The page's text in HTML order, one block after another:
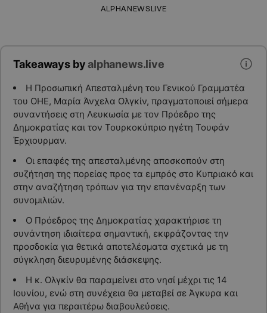
ALPHANEWSLIVE
Takeaways byalphanews.live
Η Προσωπική Απεσταλμένη του Γενικού Γραμματέα
του ΟΗΕ, Μαρία Άνχελα Ολγκίν, πραγματοποιεί σήμερα
συναντήσεις στη Λευκωσία με τον Πρόεδρο της
Δημοκρατίας και τον Τουρκοκύπριο ηγέτη Τουφάν
Έρχιουρμαν.
Οι επαφές της απεσταλμένης αποσκοπούν στη
συζήτηση της πορείας προς τα εμπρός στο Κυπριακό και
στην αναζήτηση τρόπων για την επανέναρξη των
συνομιλιών.
Ο Πρόεδρος της Δημοκρατίας χαρακτήρισε τη
συνάντηση ιδιαίτερα σημαντική, εκφράζοντας την
προσδοκία για θετικά αποτελέσματα σχετικά με τη
σύγκληση διευρυμένης διάσκεψης.
Η κ. Ολγκίν θα παραμείνει στο νησί μέχρι τις 14
Ιουνίου, ενώ στη συνέχεια θα μεταβεί σε Άγκυρα και
Αθήνα για περαιτέρω διαβουλεύσεις.